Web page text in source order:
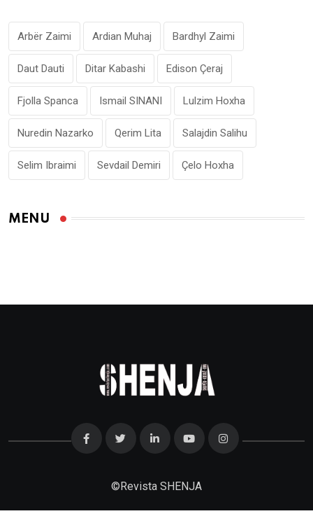
Arbër Zaimi Ardian Muhaj Bardhyl Zaimi
Daut Dauti Ditar Kabashi Edison Çeraj
Fjolla Spanca Ismail SINANI Lulzim Hoxha
Nuredin Nazarko Qerim Lita Salajdin Salihu
Selim Ibraimi Sevdail Demiri Çelo Hoxha
MENU
© Revista SHENJA